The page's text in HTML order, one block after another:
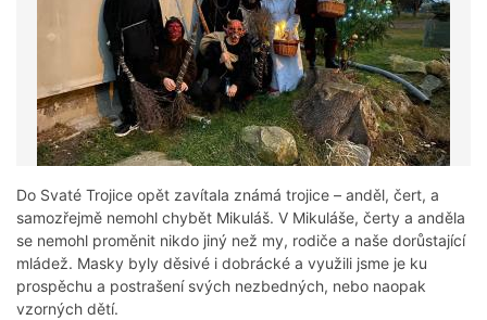
Do Svaté Trojice opět zavítala známá trojice – anděl, čert, a
samozřejmě nemohl chybět Mikuláš. V Mikuláše, čerty a anděla
se nemohl proměnit nikdo jiný než my, rodiče a naše dorůstající
mládež. Masky byly děsivé i dobrácké a využili jsme je ku
prospěchu a postrašení svých nezbedných, nebo naopak
vzorných dětí.